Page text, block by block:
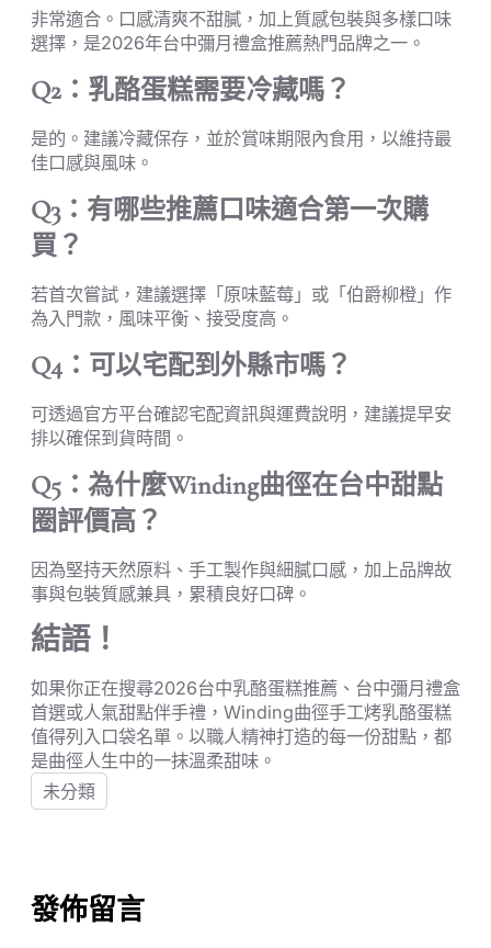
非常適合。口感清爽不甜膩，加上質感包裝與多樣口味
選擇，是2026年台中彌月禮盒推薦熱門品牌之一。
Q2：乳酪蛋糕需要冷藏嗎？
是的。建議冷藏保存，並於賞味期限內食用，以維持最
佳口感與風味。
Q3：有哪些推薦口味適合第一次購
買？
若首次嘗試，建議選擇「原味藍莓」或「伯爵柳橙」作
為入門款，風味平衡、接受度高。
Q4：可以宅配到外縣市嗎？
可透過官方平台確認宅配資訊與運費說明，建議提早安
排以確保到貨時間。
Q5：為什麼Winding曲徑在台中甜點
圈評價高？
因為堅持天然原料、手工製作與細膩口感，加上品牌故
事與包裝質感兼具，累積良好口碑。
結語！
如果你正在搜尋2026台中乳酪蛋糕推薦、台中彌月禮盒
首選或人氣甜點伴手禮，Winding曲徑手工烤乳酪蛋糕
值得列入口袋名單。以職人精神打造的每一份甜點，都
是曲徑人生中的一抹溫柔甜味。
未分類
發佈留言